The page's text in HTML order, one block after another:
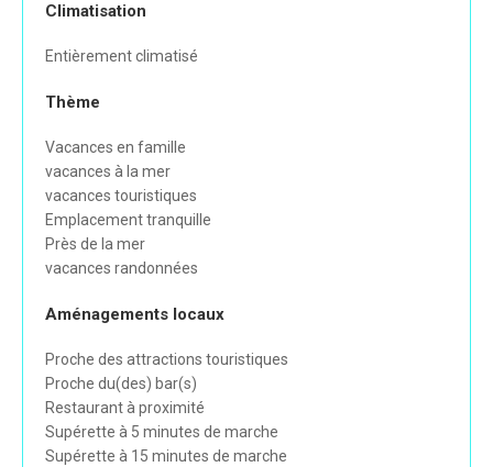
Climatisation
Entièrement climatisé
Thème
Vacances en famille
vacances à la mer
vacances touristiques
Emplacement tranquille
Près de la mer
vacances randonnées
Aménagements locaux
Proche des attractions touristiques
Proche du(des) bar(s)
Restaurant à proximité
Supérette à 5 minutes de marche
Supérette à 15 minutes de marche